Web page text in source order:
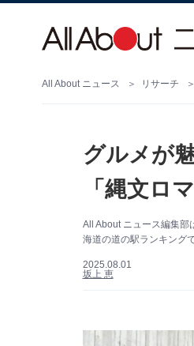
All About ニュース リサーチ
グルメが
「縄文ロ
All About ニュース編集部
海道の道の駅ランキング
2025.08.01
坂上 恵